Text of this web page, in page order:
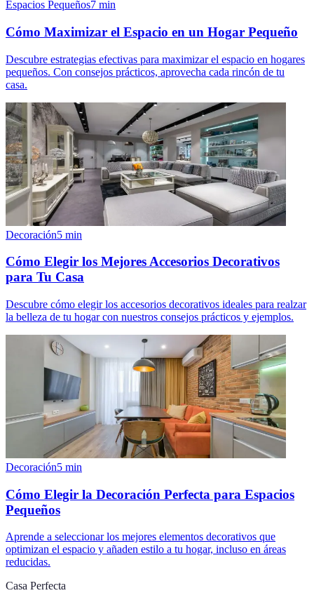
Espacios Pequeños7 min
Cómo Maximizar el Espacio en un Hogar Pequeño
Descubre estrategias efectivas para maximizar el espacio en hogares
pequeños. Con consejos prácticos, aprovecha cada rincón de tu
casa.
Decoración5 min
Cómo Elegir los Mejores Accesorios Decorativos
para Tu Casa
Descubre cómo elegir los accesorios decorativos ideales para realzar
la belleza de tu hogar con nuestros consejos prácticos y ejemplos.
Decoración5 min
Cómo Elegir la Decoración Perfecta para Espacios
Pequeños
Aprende a seleccionar los mejores elementos decorativos que
optimizan el espacio y añaden estilo a tu hogar, incluso en áreas
reducidas.
Casa Perfecta